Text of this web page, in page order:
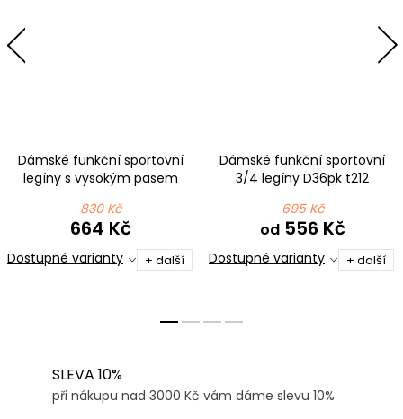
Dámské funkční sportovní
legíny s vysokým pasem
830 Kč
664 Kč
Dostupné varianty + další
Dámské funkční sportovní
3/4 legíny D36pk t212
695 Kč
od556 Kč
Dostupné varianty + další
SLEVA 10%
při nákupu nad 3000 Kč vám dáme slevu 10%